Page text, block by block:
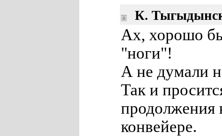
К.
Ах, хорошо
"ноги"!
А не думали
Так и
продолжения
конвейере.